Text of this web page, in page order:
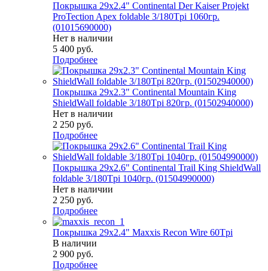
Покрышка 29x2.4" Continental Der Kaiser Projekt
ProTection Apex foldable 3/180Tpi 1060гр.
(01015690000)
Нет в наличии
5 400 руб.
Подробнее
Покрышка 29x2.3" Continental Mountain King
ShieldWall foldable 3/180Tpi 820гр. (01502940000)
Нет в наличии
2 250 руб.
Подробнее
Покрышка 29x2.6" Continental Trail King ShieldWall
foldable 3/180Tpi 1040гр. (01504990000)
Нет в наличии
2 250 руб.
Подробнее
Покрышка 29x2.4" Maxxis Recon Wire 60Tpi
В наличии
2 900 руб.
Подробнее